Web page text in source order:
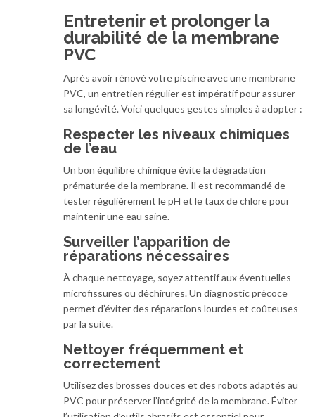
Entretenir et prolonger la
durabilité de la membrane
PVC
Après avoir rénové votre piscine avec une membrane
PVC, un entretien régulier est impératif pour assurer
sa longévité. Voici quelques gestes simples à adopter :
Respecter les niveaux chimiques
de l’eau
Un bon équilibre chimique évite la dégradation
prématurée de la membrane. Il est recommandé de
tester régulièrement le pH et le taux de chlore pour
maintenir une eau saine.
Surveiller l’apparition de
réparations nécessaires
À chaque nettoyage, soyez attentif aux éventuelles
microfissures ou déchirures. Un diagnostic précoce
permet d’éviter des réparations lourdes et coûteuses
par la suite.
Nettoyer fréquemment et
correctement
Utilisez des brosses douces et des robots adaptés au
PVC pour préserver l’intégrité de la membrane. Éviter